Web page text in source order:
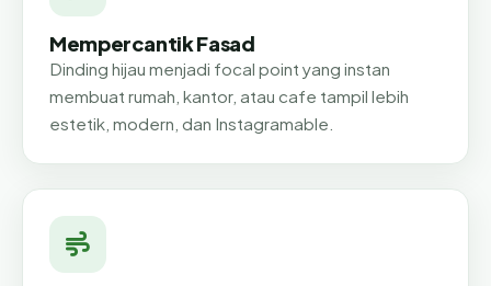
Mempercantik Fasad
Dinding hijau menjadi focal point yang instan
membuat rumah, kantor, atau cafe tampil lebih
estetik, modern, dan Instagramable.